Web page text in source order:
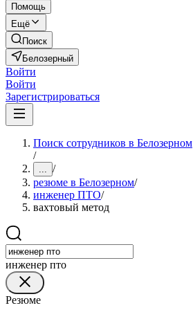
Помощь
Ещё
Поиск
Белозерный
Войти
Войти
Зарегистрироваться
Поиск сотрудников в Белозерном
/
... /
резюме в Белозерном/
инженер ПТО/
вахтовый метод
инженер пто
Резюме